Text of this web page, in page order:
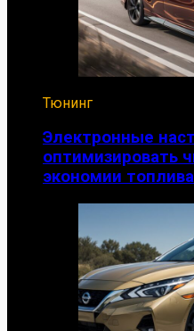
Тюнинг
Электронные
оптимизировать
экономии